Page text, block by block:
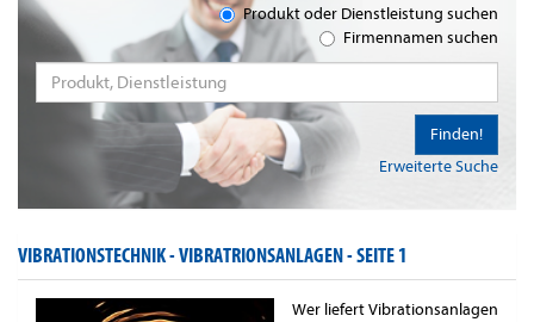
Produkt oder Dienstleistung suchen
Firmennamen suchen
Erweiterte Suche
Finden!
VIBRATIONSTECHNIK - VIBRATRIONSANLAGEN -SEITE 1
Wer liefert Vibrationsanlagen